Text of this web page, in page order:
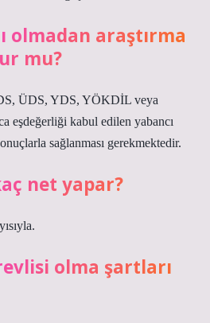
olmadan araştırma
mu?
ÜDS, YDS, YÖKDİL veya
eşdeğerliği kabul edilen yabancı
sağlanması gerekmektedir.
net yapar?
olma şartları